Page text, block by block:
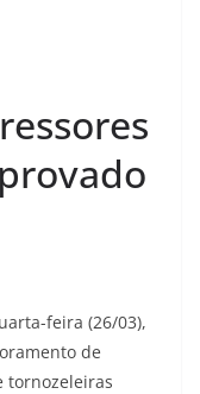
feira (26/03),
de
tornozeleiras